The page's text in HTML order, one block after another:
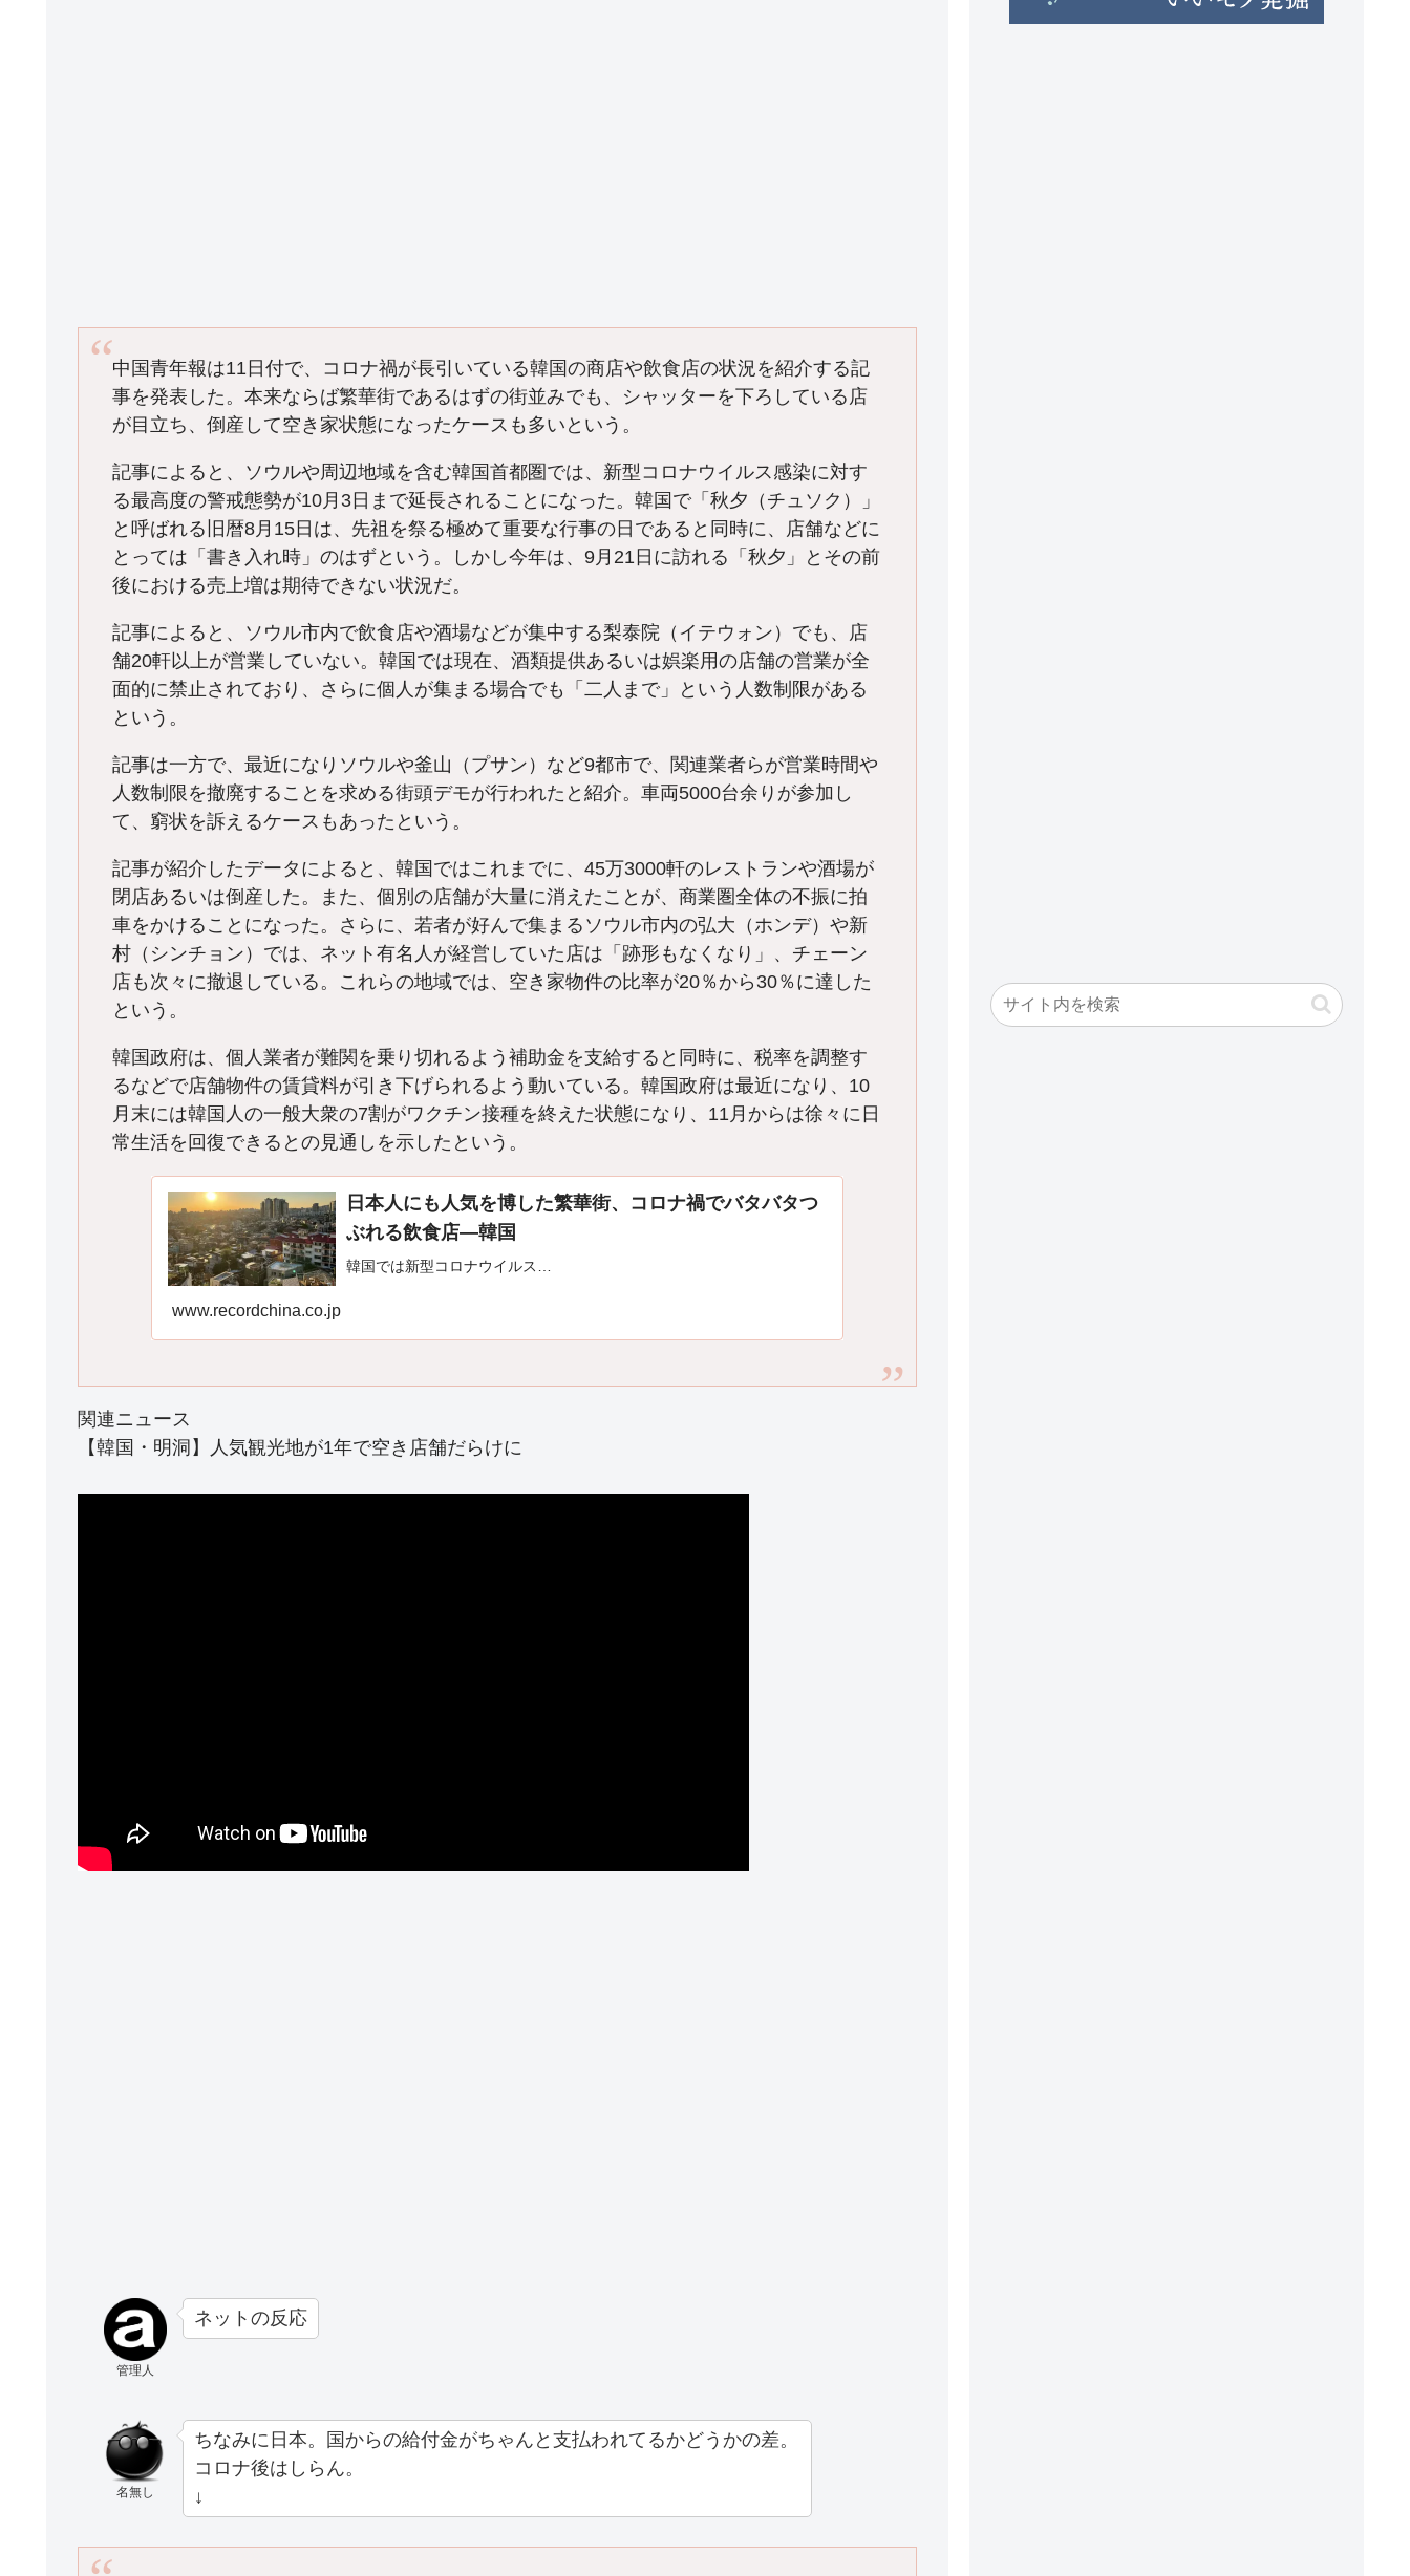
中国青年報は11日付で、コロナ禍が長引いている韓国の商店や飲食店の状況を紹介する記
事を発表した。本来ならば繁華街であるはずの街並みでも、シャッターを下ろしている店
が目立ち、倒産して空き家状態になったケースも多いという。
記事によると、ソウルや周辺地域を含む韓国首都圏では、新型コロナウイルス感染に対す
る最高度の警戒態勢が10月3日まで延長されることになった。韓国で「秋夕（チュソク）」
と呼ばれる旧暦8月15日は、先祖を祭る極めて重要な行事の日であると同時に、店舗などに
とっては「書き入れ時」のはずという。しかし今年は、9月21日に訪れる「秋夕」とその前
後における売上増は期待できない状況だ。
記事によると、ソウル市内で飲食店や酒場などが集中する梨泰院（イテウォン）でも、店
舗20軒以上が営業していない。韓国では現在、酒類提供あるいは娯楽用の店舗の営業が全
面的に禁止されており、さらに個人が集まる場合でも「二人まで」という人数制限がある
という。
記事は一方で、最近になりソウルや釜山（プサン）など9都市で、関連業者らが営業時間や
人数制限を撤廃することを求める街頭デモが行われたと紹介。車両5000台余りが参加し
て、窮状を訴えるケースもあったという。
記事が紹介したデータによると、韓国ではこれまでに、45万3000軒のレストランや酒場が
閉店あるいは倒産した。また、個別の店舗が大量に消えたことが、商業圏全体の不振に拍
車をかけることになった。さらに、若者が好んで集まるソウル市内の弘大（ホンデ）や新
村（シンチョン）では、ネット有名人が経営していた店は「跡形もなくなり」、チェーン
店も次々に撤退している。これらの地域では、空き家物件の比率が20％から30％に達した
という。
韓国政府は、個人業者が難関を乗り切れるよう補助金を支給すると同時に、税率を調整す
るなどで店舗物件の賃貸料が引き下げられるよう動いている。韓国政府は最近になり、10
月末には韓国人の一般大衆の7割がワクチン接種を終えた状態になり、11月からは徐々に日
常生活を回復できるとの見通しを示したという。
日本人にも人気を博した繁華街、コロナ禍でバタバタつ
ぶれる飲食店―韓国
韓国では新型コロナウイルス…
www.recordchina.co.jp
関連ニュース
【韓国・明洞】人気観光地が1年で空き店舗だらけに
管理人
ネットの反応
名無し
ちなみに日本。国からの給付金がちゃんと支払われてるかどうかの差。
コロナ後はしらん。
↓